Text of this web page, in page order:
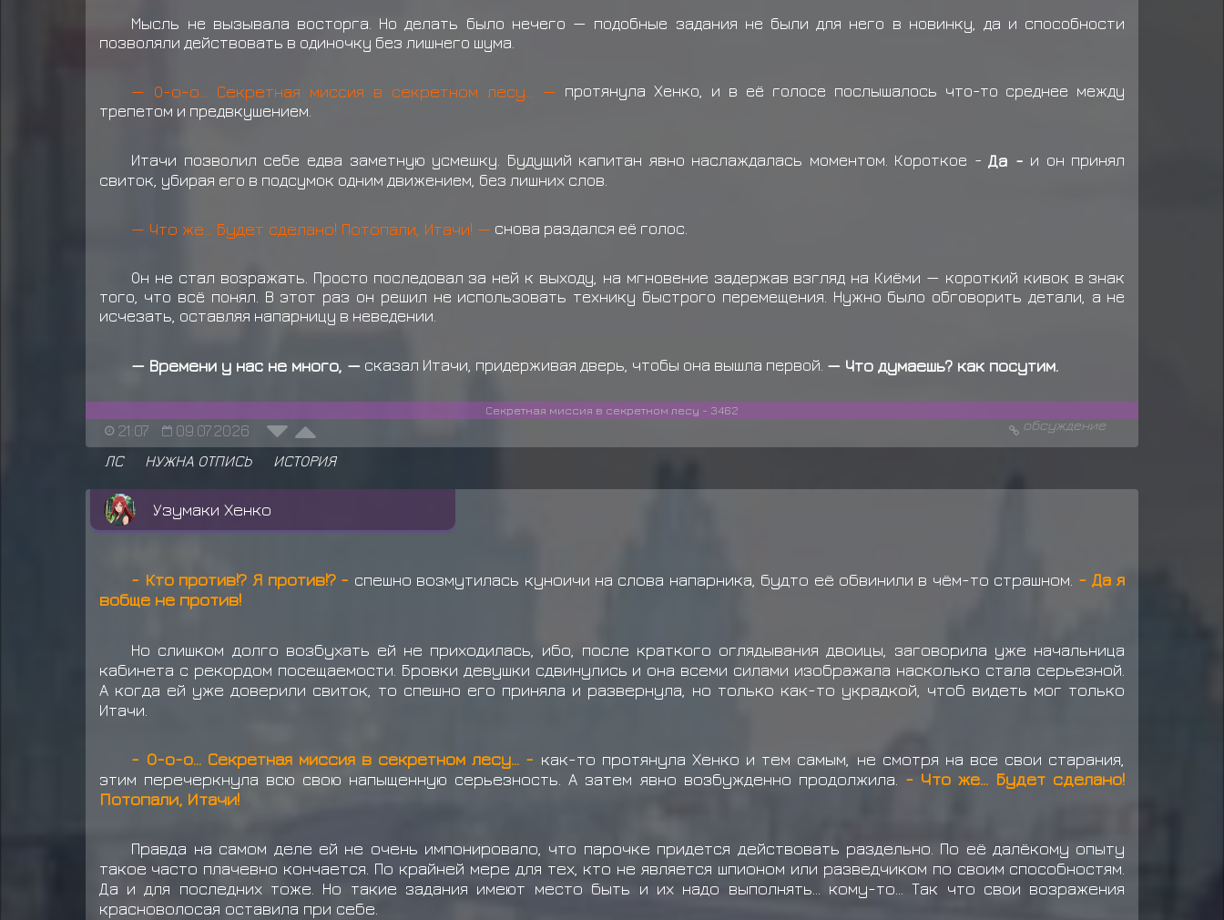
Учиха Шисуи
получил свиток миссии C ранга
Мысль не вызывала восторга. Но делать было нечего — подобные задания не были для него в новинку, да и способности
позволяли действовать в одиночку без лишнего шума.
— О-о-о... Секретная миссия в секретном лесу... — протянула Хенко, и в её голосе послышалось что-то среднее между
трепетом и предвкушением.
Итачи позволил себе едва заметную усмешку. Будущий капитан явно наслаждалась моментом. Короткое - Да - и он принял
свиток, убирая его в подсумок одним движением, без лишних слов.
— Что же... Будет сделано! Потопали, Итачи! — снова раздался её голос.
Он не стал возражать. Просто последовал за ней к выходу, на мгновение задержав взгляд на Киёми — короткий кивок в знак
того, что всё понял. В этот раз он решил не использовать технику быстрого перемещения. Нужно было обговорить детали, а не
исчезать, оставляя напарницу в неведении.
— Времени у нас не много, — сказал Итачи, придерживая дверь, чтобы она вышла первой. — Что думаешь? как посутим.
Секретная миссия в секретном лесу - 3462
21:07 09.07.2026 обсуждение
ЛС НУЖНА ОТПИСЬ ИСТОРИЯ
Узумаки Хенко
- Кто против!? Я против!? - спешно возмутилась куноичи на слова напарника, будто её обвинили в чём-то страшном. - Да я
вобще не против!
Но слишком долго возбухать ей не приходилась, ибо, после краткого оглядывания двоицы, заговорила уже начальница
кабинета с рекордом посещаемости. Бровки девушки сдвинулись и она всеми силами изображала насколько стала серьезной.
А когда ей уже доверили свиток, то спешно его приняла и развернула, но только как-то украдкой, чтоб видеть мог только
Итачи.
- О-о-о... Секретная миссия в секретном лесу... - как-то протянула Хенко и тем самым, не смотря на все свои старания,
этим перечеркнула всю свою напыщенную серьезность. А затем явно возбужденно продолжила. - Что же... Будет сделано!
Потопали, Итачи!
Правда на самом деле ей не очень импонировало, что парочке придется действовать раздельно. По её далёкому опыту
такое часто плачевно кончается. По крайней мере для тех, кто не является шпионом или разведчиком по своим способностям.
Да и для последних тоже. Но такие задания имеют место быть и их надо выполнять... кому-то... Так что свои возражения
красноволосая оставила при себе.